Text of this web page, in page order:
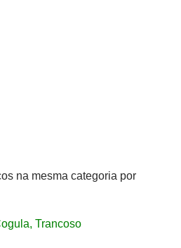
na mesma categoria por
Trancoso